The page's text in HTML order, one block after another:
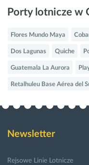
Porty lotnicze w
Flores Mundo Maya
Dos Lagunas Quiche
Guatemala La Aurora
Retalhuleu Base Aérea del
Newsletter
Rejsowe Linie Lotnicze